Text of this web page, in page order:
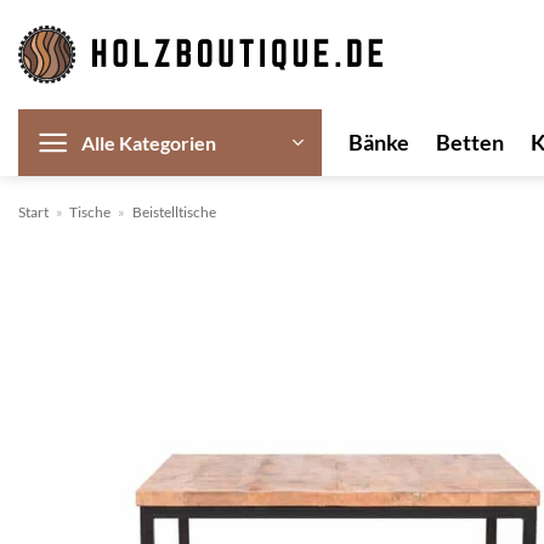
Inhalt
springen
Alle Kategorien Bänke Betten
Start » Tische » Beistelltische